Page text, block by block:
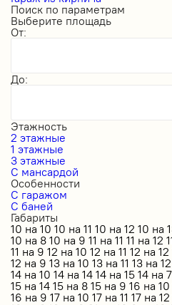
Поиск по параметрам
Выберите площадь
От:
До:
Этажность
2 этажные
1 этажные
3 этажные
С мансардой
Особенности
С гаражом
С баней
Габариты
10 на 10 10 на 11 10 на 12 10 на
10 на 8 10 на 9 11 на 11 11 на 12
11 на 9 12 на 10 12 на 11 12 на 12
12 на 9 13 на 10 13 на 11 13 на 12
14 на 10 14 на 14 14 на 15 14 на 7
15 на 14 15 на 8 15 на 9 16 на 10
16 на 9 17 на 10 17 на 11 17 на 12